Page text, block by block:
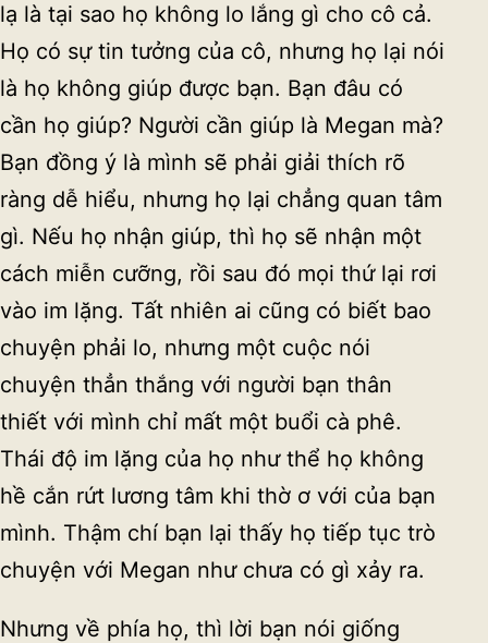
lạ là tại sao họ không lo lắng gì cho cô cả.
Họ có sự tin tưởng của cô, nhưng họ lại nói
là họ không giúp được bạn. Bạn đâu có
cần họ giúp? Người cần giúp là Megan mà?
Bạn đồng ý là mình sẽ phải giải thích rõ
ràng dễ hiểu, nhưng họ lại chẳng quan tâm
gì. Nếu họ nhận giúp, thì họ sẽ nhận một
cách miễn cưỡng, rồi sau đó mọi thứ lại rơi
vào im lặng. Tất nhiên ai cũng có biết bao
chuyện phải lo, nhưng một cuộc nói
chuyện thẳn thắng với người bạn thân
thiết với mình chỉ mất một buổi cà phê.
Thái độ im lặng của họ như thể họ không
hề cắn rứt lương tâm khi thờ ơ với của bạn
mình. Thậm chí bạn lại thấy họ tiếp tục trò
chuyện với Megan như chưa có gì xảy ra.
Nhưng về phía họ, thì lời bạn nói giống